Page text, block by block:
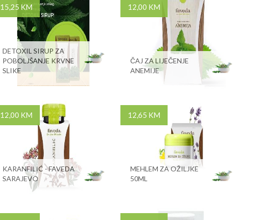
15,25 KM
DETOXIL SIRUP ZA
POBOLJŠANJE KRVNE
SLIKE
12,00 KM
ČAJ ZA LIJEČENJE
ANEMIJE
12,00 KM
KARANFILIĆ - FAVEDA
SARAJEVO
12,65 KM
MEHLEM ZA OŽILJKE
50ML